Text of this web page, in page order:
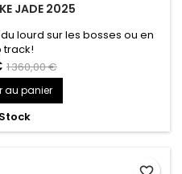
JADE 2025
lourd sur les bosses ou en
track!
1 360,00 €
au panier